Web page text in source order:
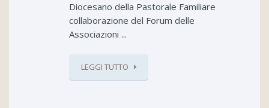
Diocesano della Pastorale Familiare
collaborazione del Forum delle
Associazioni ...
LEGGI TUTTO